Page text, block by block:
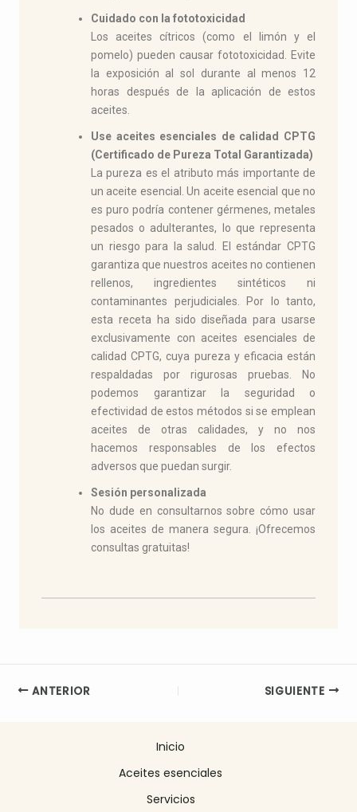
Cuidado con la fototoxicidad
Los aceites cítricos (como el limón y el
pomelo) pueden causar fototoxicidad. Evite
la exposición al sol durante al menos 12
horas después de la aplicación de estos
aceites.
Use aceites esenciales de calidad CPTG
(Certificado de Pureza Total Garantizada)
La pureza es el atributo más importante de
un aceite esencial. Un aceite esencial que no
es puro podría contener gérmenes, metales
pesados o adulterantes, lo que representa
un riesgo para la salud. El estándar CPTG
garantiza que nuestros aceites no contienen
rellenos, ingredientes sintéticos ni
contaminantes perjudiciales. Por lo tanto,
esta receta ha sido diseñada para usarse
exclusivamente con aceites esenciales de
calidad CPTG, cuya pureza y eficacia están
respaldadas por rigurosas pruebas. No
podemos garantizar la seguridad o
efectividad de estos métodos si se emplean
aceites de otras calidades, y no nos
hacemos responsables de los efectos
adversos que puedan surgir.
Sesión personalizada
No dude en consultarnos sobre cómo usar
los aceites de manera segura. ¡Ofrecemos
consultas gratuitas!
ANTERIOR SIGUIENTE
Inicio
Aceites esenciales
Servicios